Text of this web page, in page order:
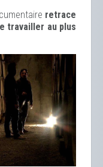
retrace
travailler au plus